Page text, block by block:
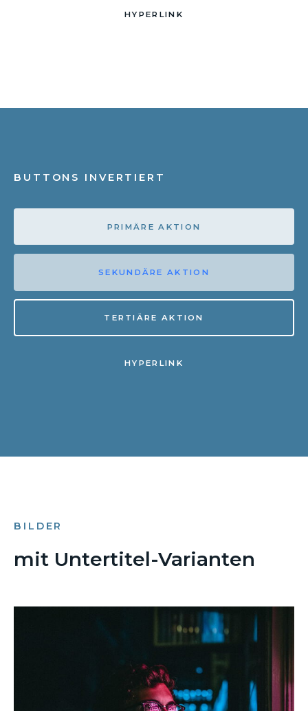
HYPERLINK
BUTTONS INVERTIERT
PRIMÄRE AKTION
SEKUNDÄRE AKTION
TERTIÄRE AKTION
HYPERLINK
BILDER
mit Untertitel-Varianten